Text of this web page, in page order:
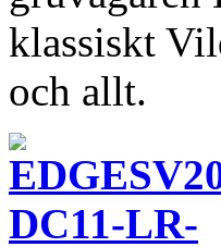
klassiskt
och allt.